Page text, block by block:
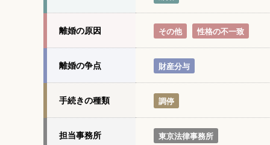
離婚の原因 その他 性格の不一致
離婚の争点 財産分与
手続きの種類 調停
担当事務所 東京法律事務所